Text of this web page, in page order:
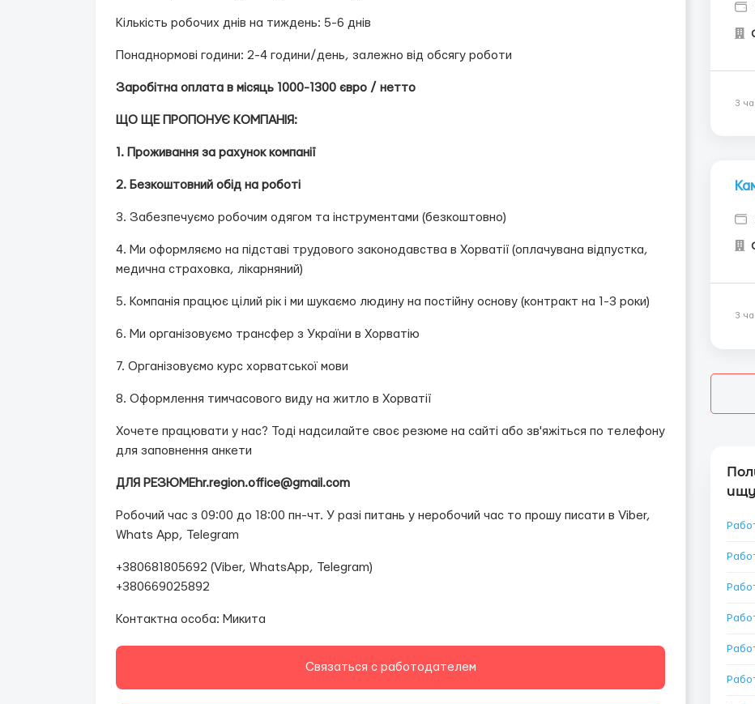
Кількість робочих днів на тиждень: 5-6 днів
Понаднормові години: 2-4 години/день, залежно від обсягу роботи
Заробітна оплата в місяць 1000-1300 євро / нетто
ЩО ЩЕ ПРОПОНУЄ КОМПАНІЯ:
1. Проживання за рахунок компанії
2. Безкоштовний обід на роботі
3. Забезпечуємо робочим одягом та інструментами (безкоштовно)
4. Ми оформляємо на підставі трудового законодавства в Хорватії (оплачувана відпустка,
медична страховка, лікарняний)
5. Компанія працює цілий рік і ми шукаємо людину на постійну основу (контракт на 1-3 роки)
6. Ми організовуємо трансфер з України в Хорватію
7. Організовуємо курс хорватської мови
8. Оформлення тимчасового виду на житло в Хорватії
Хочете працювати у нас? Тоді надсилайте своє резюме на сайті або зв'яжіться по телефону
для заповнення анкети
ДЛЯ РЕЗЮМЕhr.region.office@gmail.com
Робочий час з 09:00 до 18:00 пн-чт. У разі питань у неробочий час то прошу писати в Viber,
Whats App, Telegram
+380681805692 ( Viber, WhatsApp, Telegram)
+380669025892
Контактна особа: Микита
Связаться с работодателем
3
3